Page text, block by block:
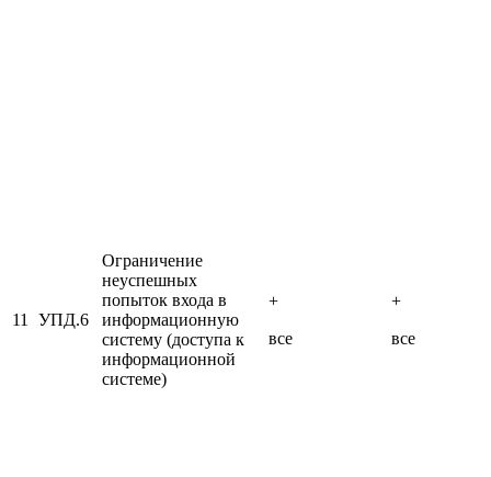
11 УПД.6
Ограничение
неуспешных
попыток входа в
информационную
систему (доступа к
информационной
системе)
+
все
+
все